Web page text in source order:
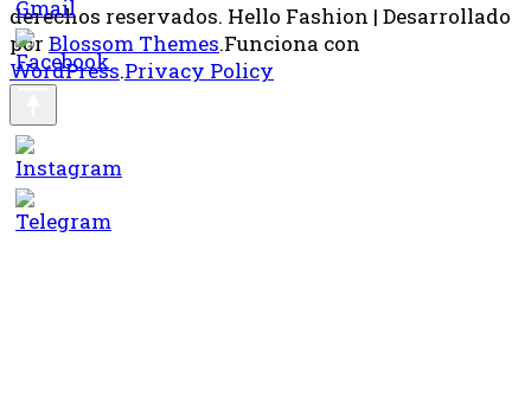
derechos reservados. Hello Fashion | Desarrollado
por Blossom Themes.Funciona con
WordPress.Privacy Policy